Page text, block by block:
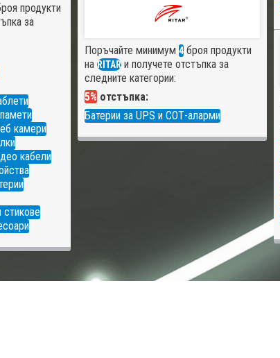
продукти
за
камери
кабели
Поръчайте минимум 4 броя продукти
на RITAR и получете отстъпка за
следните категории:
5% отстъпка:
Батерии за UPS и СОТ-аларми